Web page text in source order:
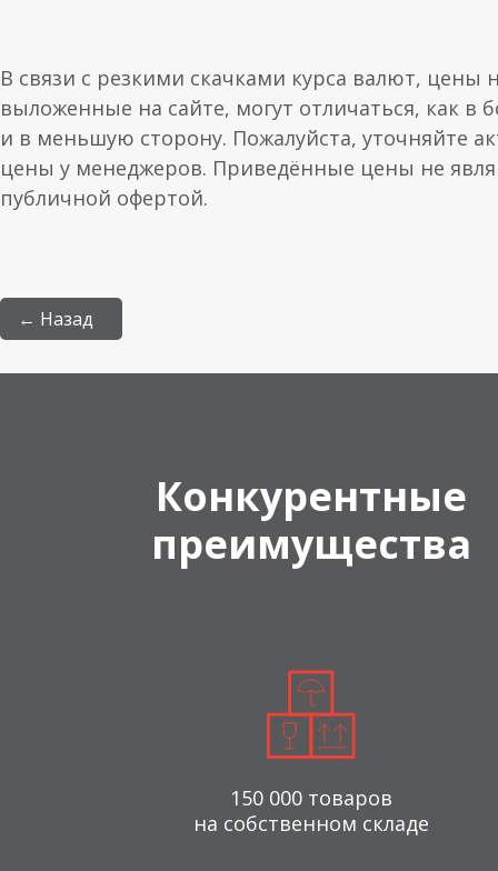
В связи с резкими скачками курса валют, цены
выложенные на сайте, могут отличаться, как в
и в меньшую сторону. Пожалуйста, уточняйте
цены у менеджеров. Приведённые цены не
публичной офертой.
← Назад
Конкурентные
преимущества
150 000 товаров
на собственном складе